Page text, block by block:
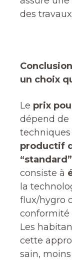
des
un choix
Le prix
dépend de
techniques
productif
“standard”
consiste à
la
flux/hygro
conformité
Les
cette
sain,